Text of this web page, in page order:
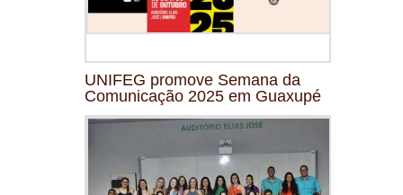
UNIFEG promove Semana da
Comunicação 2025 em Guaxupé